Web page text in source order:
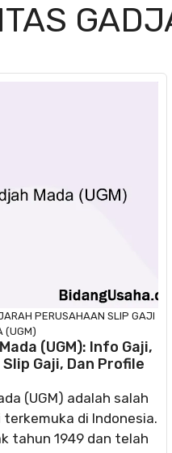
PERUSAHAAN SLIP GAJI
(UGM)
(UGM): Info Gaji,
Gaji, Dan Profile
(UGM) adalah salah
di Indonesia.
tahun 1949 dan telah